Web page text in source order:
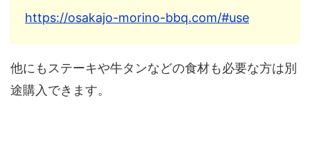
https://osakajo-morino-bbq.com/#use
他にもステーキや牛タンなどの食材も必要な方は別
途購入できます。